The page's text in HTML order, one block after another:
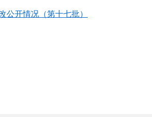
公开情况（第十七批）